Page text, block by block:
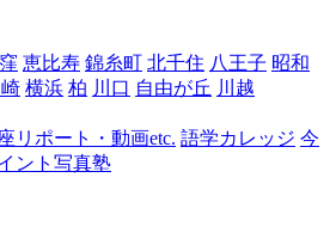
恵比寿 錦糸町 北千住 八王子 昭和
横浜 柏 川口 自由が丘 川越
リポート・動画etc. 語学カレッジ 今
ント写真塾